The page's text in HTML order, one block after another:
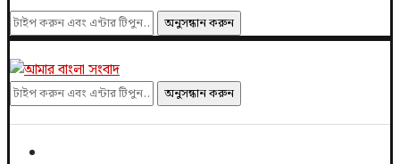
অনুসন্ধান করুন
অনুসন্ধান করুন